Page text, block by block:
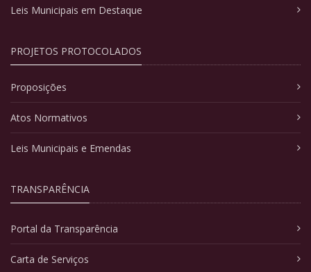
Leis Municipais em Destaque
PROJETOS PROTOCOLADOS
Proposições
Atos Normativos
Leis Municipais e Emendas
TRANSPARÊNCIA
Portal da Transparência
Carta de Serviços